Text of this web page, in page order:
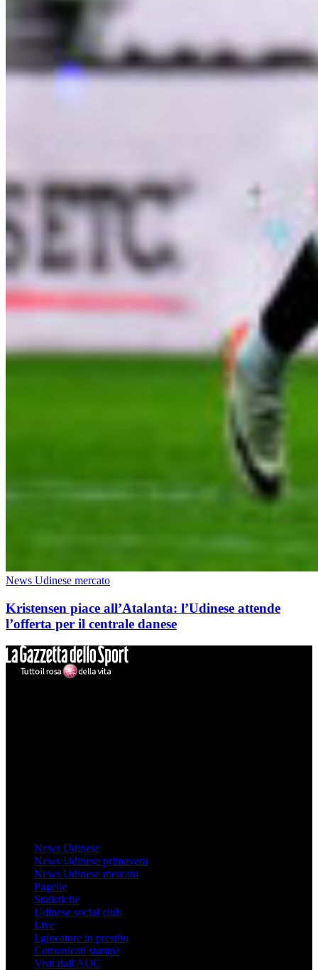
News Udinese mercato
Kristensen piace all’Atalanta: l’Udinese attende
l’offerta per il centrale danese
News Udinese
News Udinese primavera
News Udinese mercato
Pagelle
Statistiche
Udinese social club
Live
I giocatore in prestito
Comunicati stampa
Visti dall'AUC